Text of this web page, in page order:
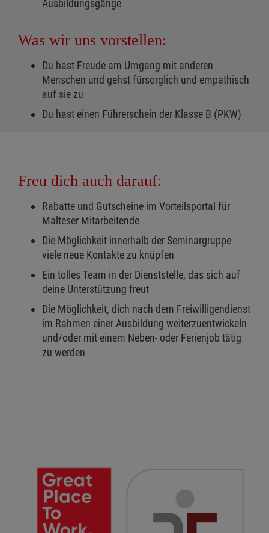
Ausbildungsgänge
Was wir uns vorstellen:
Du hast Freude am Umgang mit anderen
Menschen und gehst fürsorglich und empathisch
auf sie zu
Du hast einen Führerschein der Klasse B (PKW)
Freu dich auch darauf:
Rabatte und Gutscheine im Vorteilsportal für
Malteser Mitarbeitende
Die Möglichkeit innerhalb der Seminargruppe
viele neue Kontakte zu knüpfen
Ein tolles Team in der Dienststelle, das sich auf
deine Unterstützung freut
Die Möglichkeit, dich nach dem Freiwilligendienst
im Rahmen einer Ausbildung weiterzuentwickeln
und/oder mit einem Neben- oder Ferienjob tätig
zu werden